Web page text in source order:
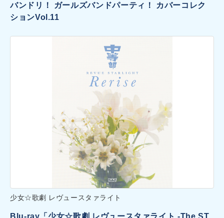
バンドリ！ ガールズバンドパーティ！ カバーコレク
ションVol.11
少女☆歌劇 レヴュースタァライト
Blu-ray「少女☆歌劇 レヴュースタァライト -The ST